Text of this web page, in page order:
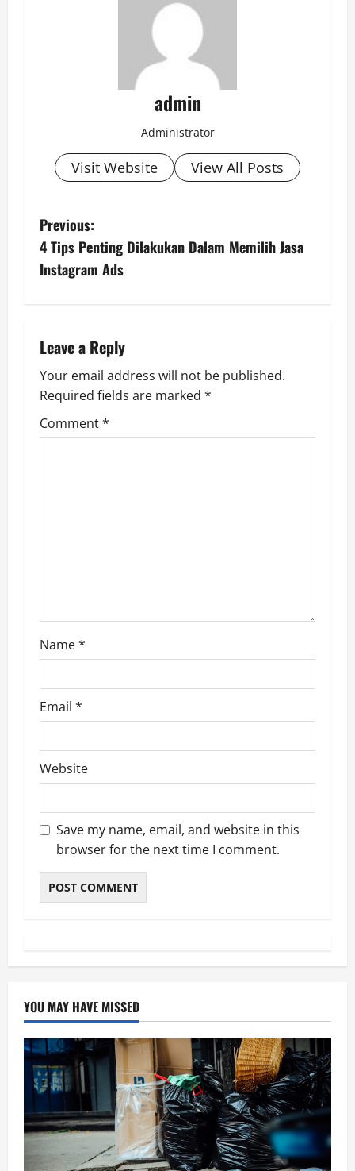
admin
Administrator
Visit Website View All Posts
P
o
n
a
v
o
n
Previous:
4 Tips Penting Dilakukan Dalam Memilih Jasa
Instagram Ads
Leave a Reply
Your email address will not be published.
Required fields are marked *
Comment*
Name*
Email *
Website
Save my name, email, and website in this
browser for the next time I comment.
YOU MAY HAVE MISSED